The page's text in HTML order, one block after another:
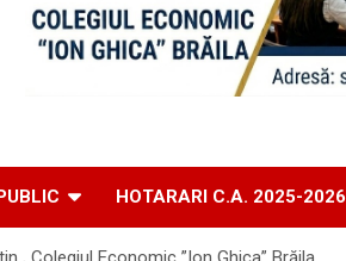
HOTARARI C.A. 2025-2026